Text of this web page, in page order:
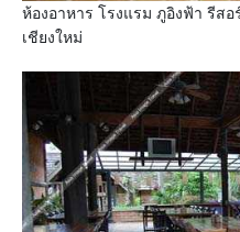
ห้องอาหาร โรงแรม ภูอิงฟ้า รีส
เชียงใหม่